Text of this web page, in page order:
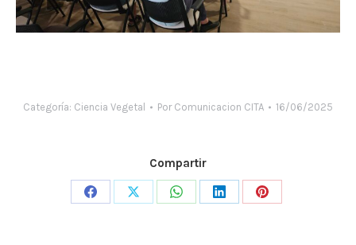
Categoría: Ciencia Vegetal Por Comunicacion CITA 16/06/2025
Compartir
Share
Share
Share
Share
Share